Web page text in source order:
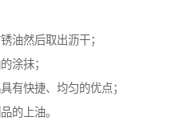
油然后取出沥干；
涂抹；
有快捷、均匀的优点；
的上油。